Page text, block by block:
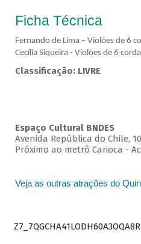
Ficha Técnica
Fernando de Lima – Violões de 6
Cecília Siqueira - Violões de 6
Classificação: LIVRE
Espaço Cultural BNDES
Avenida República do Chile,
Próximo ao metrô Carioca -
Veja as outras atrações do